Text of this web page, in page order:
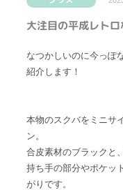
大注目の平成レト
なつかしいのに今っぽ
紹介します！
本物のスクバをミニサ
ン。
合皮素材のブラックと
持ち手の部分やポケッ
がりです。